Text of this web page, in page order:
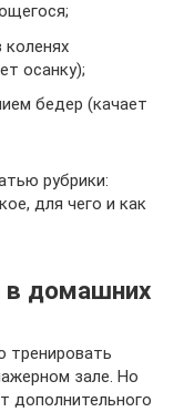
коленях
осанку);
бедер (качает
рубрики:
для чего и как
в домашних
тренировать
зале. Но
дополнительного